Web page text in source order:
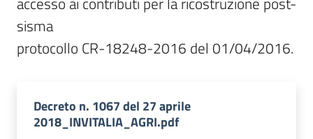
sisma
protocollo CR-18248-2016 del 01/04/2016.
Decreto n. 1067 del 27 aprile
2018_INVITALIA_AGRI.pdf